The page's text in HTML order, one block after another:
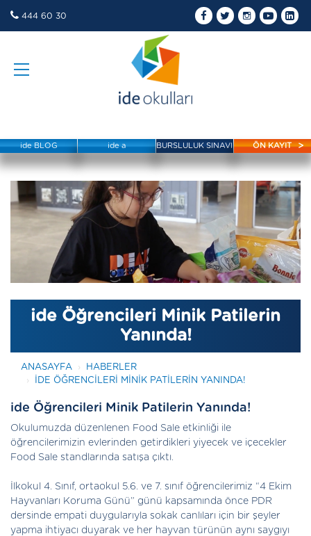
444 60 30
ide BLOG ide a BURSLULUK SINAVI ÖN KAYIT
ide Öğrencileri Minik Patilerin
Yanında!
ANASAYFA
HABERLER
IDE ÖĞRENCILERI MINIK PATILERIN YANINDA!
ide Öğrencileri Minik Patilerin Yanında!
Okulumuzda düzenlenen Food Sale etkinliği ile
öğrencilerimizin evlerinden getirdikleri yiyecek ve içecekler
Food Sale standlarında satışa çıktı.
İlkokul 4. Sınıf, ortaokul 5.6. ve 7. sınıf öğrencilerimiz “4 Ekim
Hayvanları Koruma Günü” günü kapsamında önce PDR
dersinde empati duygularıyla sokak canlıları için bir şeyler
yapma ihtiyacı duyarak ve her hayvan türünün aynı saygıyı